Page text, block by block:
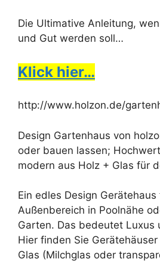
Die Ultimative Anleitung,
und Gut werden soll…
Klick hier…
http://www.holzon.de/
Design Gartenhaus von
oder bauen lassen;
modern aus Holz + Glas für
Ein edles Design Gerätehaus
Außenbereich in Poolnähe
Garten. Das bedeutet Luxus
Hier finden Sie
Glas (Milchglas oder